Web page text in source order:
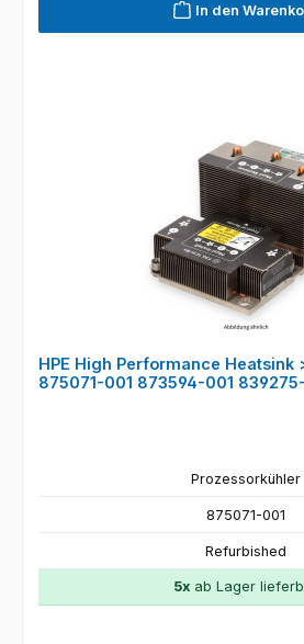
In den
HPE High Performance Heatsink
875071-001 873594-001
Prozessorkühler
875071-001
Refurbished
5x ab Lager